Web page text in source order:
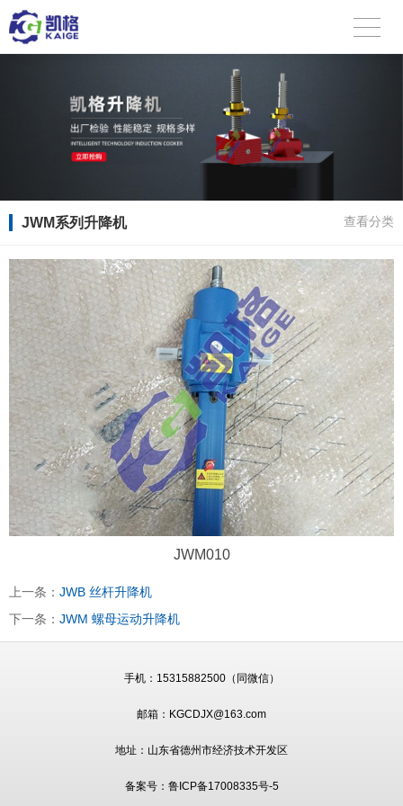
JWM系列升降机 查看分类
JWM010
上一条： JWB 丝杆升降机
下一条： JWM 螺母运动升降机
手机： 15315882500（同微信）
邮箱：KGCDJX@163.com
地址：山东省德州市经济技术开发区
备案号： 鲁ICP备17008335号-5